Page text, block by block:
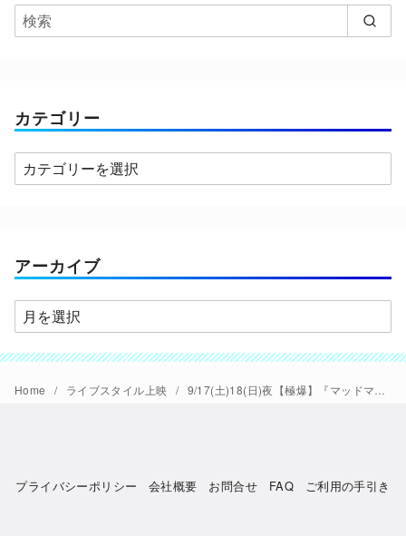
カテゴリー
カ
テ
ー
アーカイブ
ア
ー
カ
イ
Home ライブスタイル上映 9/17(土)18(日)夜【極爆】『マッドマックス』ファン主催 歓声OK「ライブスタイル上映」開催
プライバシーポリシー 会社概要 お問合せ FAQ ご利用の手引き